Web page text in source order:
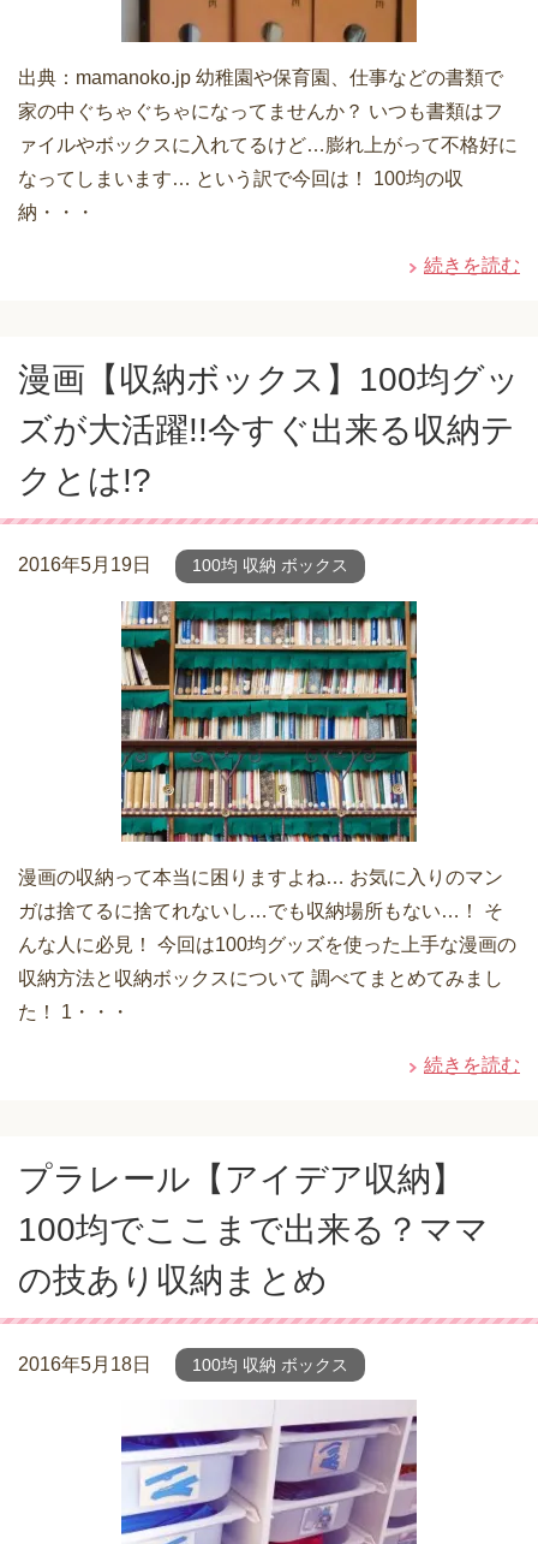
出典：mamanoko.jp 幼稚園や保育園、仕事などの書類で
家の中ぐちゃぐちゃになってませんか？ いつも書類はフ
ァイルやボックスに入れてるけど…膨れ上がって不格好に
なってしまいます… という訳で今回は！ 100均の収
納・・・
続きを読む
漫画【収納ボックス】100均グッ
ズが大活躍!!今すぐ出来る収納テ
クとは!?
2016年5月19日 100均 収納 ボックス
漫画の収納って本当に困りますよね… お気に入りのマン
ガは捨てるに捨てれないし…でも収納場所もない…！ そ
んな人に必見！ 今回は100均グッズを使った上手な漫画の
収納方法と収納ボックスについて 調べてまとめてみまし
た！ 1・・・
続きを読む
プラレール【アイデア収納】
100均でここまで出来る？ママ
の技あり収納まとめ
2016年5月18日 100均 収納 ボックス